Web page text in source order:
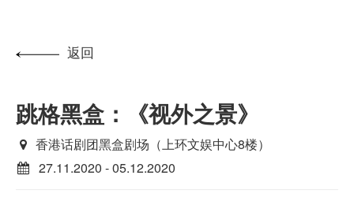
返回
跳格黑盒：《视外之景》
香港话剧团黑盒剧场（上环文娱中心8楼）
27.11.2020 - 05.12.2020